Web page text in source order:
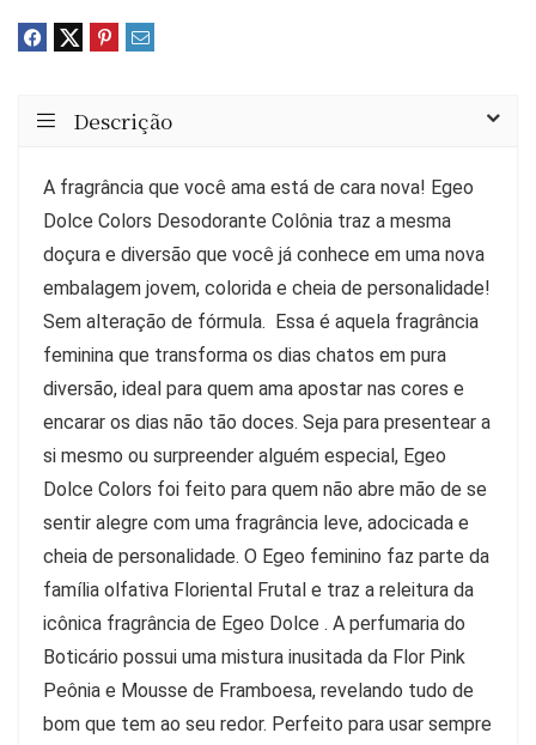
Descrição
A fragrância que você ama está de cara nova! Egeo
Dolce Colors Desodorante Colônia traz a mesma
doçura e diversão que você já conhece em uma nova
embalagem jovem, colorida e cheia de personalidade!
Sem alteração de fórmula. Essa é aquela fragrância
feminina que transforma os dias chatos em pura
diversão, ideal para quem ama apostar nas cores e
encarar os dias não tão doces. Seja para presentear a
si mesmo ou surpreender alguém especial, Egeo
Dolce Colors foi feito para quem não abre mão de se
sentir alegre com uma fragrância leve, adocicada e
cheia de personalidade. O Egeo feminino faz parte da
família olfativa Floriental Frutal e traz a releitura da
icônica fragrância de Egeo Dolce . A perfumaria do
Boticário possui uma mistura inusitada da Flor Pink
Peônia e Mousse de Framboesa, revelando tudo de
bom que tem ao seu redor. Perfeito para usar sempre